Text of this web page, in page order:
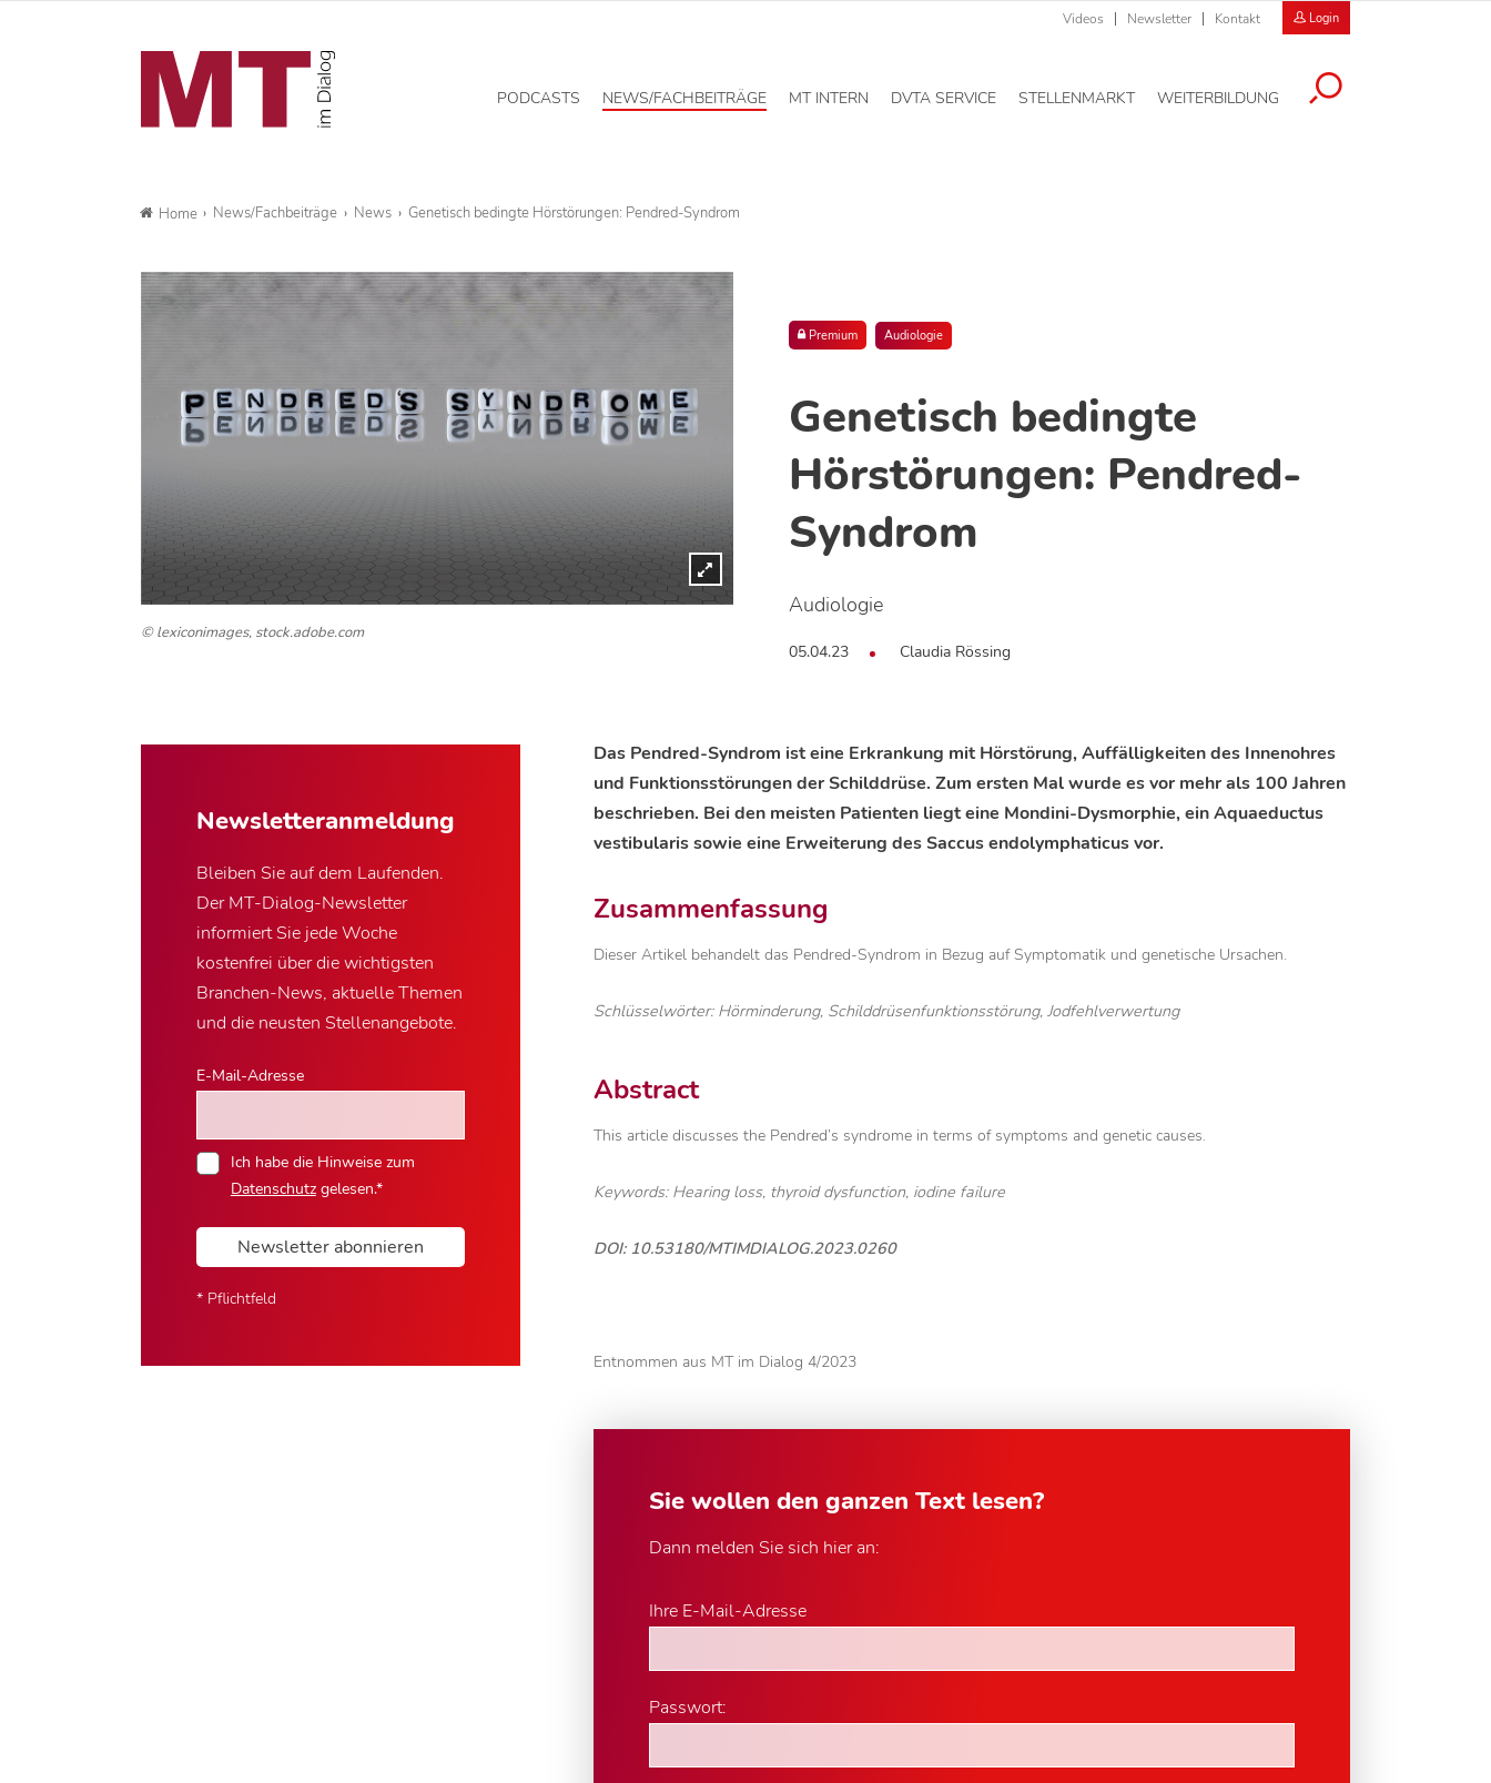
Videos Newsletter Kontakt Login
PODCASTS NEWS/FACHBEITRÄGE MT INTERN DVTA SERVICE STELLENMARKT WEITERBILDUNG
Home News/Fachbeiträge News Genetisch bedingte Hörstörungen: Pendred-Syndrom
Premium Audiologie
Genetisch bedingte
Hörstörungen: Pendred-
Syndrom
Audiologie
05.04.23 Claudia Rössing
© lexiconimages, stock.adobe.com
Newsletter­anmeldung
Bleiben Sie auf dem Laufenden.
Der MT-Dialog-Newsletter
informiert Sie jede Woche
kostenfrei über die wichtigsten
Branchen-News, aktuelle Themen
und die neusten Stellenangebote.
E-Mail-Adresse
Ich habe die Hinweise zum
Datenschutzgelesen.*
Newsletter abonnieren
* Pflichtfeld
Das Pendred-Syndrom ist eine Erkrankung mit Hörstörung, Auffälligkeiten des Innenohres
und Funktionsstörungen der Schilddrüse. Zum ersten Mal wurde es vor mehr als 100 Jahren
beschrieben. Bei den meisten Patienten liegt eine Mondini-Dysmorphie, ein Aquaeductus
vestibularis sowie eine Erweiterung des Saccus endolymphaticus vor.
Zusammenfassung
Dieser Artikel behandelt das Pendred-Syndrom in Bezug auf Symptomatik und genetische Ursachen.
Schlüsselwörter: Hörminderung, Schilddrüsenfunktionsstörung, Jodfehlverwertung
Abstract
This article discusses the Pendred’s syndrome in terms of symptoms and genetic causes.
Keywords: Hearing loss, thyroid dysfunction, iodine failure
DOI: 10.53180/MTIMDIALOG.2023.0260
Entnommen aus MT im Dialog 4/2023
Sie wollen den ganzen Text lesen?
Dann melden Sie sich hier an:
Ihre E-Mail-Adresse
Passwort: